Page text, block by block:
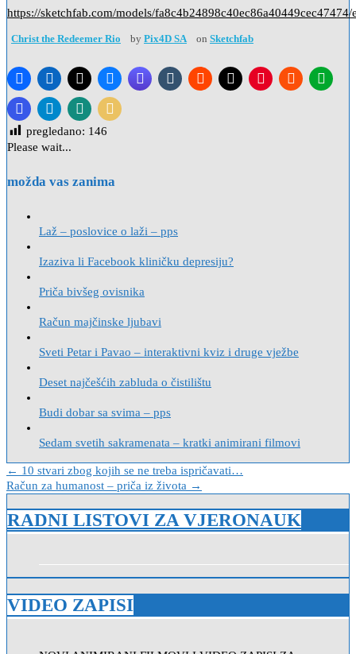
https://sketchfab.com/models/fa8c4b24898c40ec86a40449cec47474/
Christ the Redeemer Rio by Pix4D SAon Sketchfab
pregledano: 146
Please wait...
možda vas zanima
Laž – poslovice o laži – pps
Izaziva li Facebook kliničku depresiju?
Priča bivšeg ovisnika
Račun majčinske ljubavi
Sveti Petar i Pavao – interaktivni kviz i druge vježbe
Deset najčešćih zabluda o čistilištu
Budi dobar sa svima – pps
Sedam svetih sakramenata – kratki animirani filmovi
Navigacija
objava
← 10 stvari zbog kojih se ne treba ispričavati…
Račun za humanost – priča iz života →
RADNI LISTOVI ZA VJERONAUK
VIDEO ZAPISI